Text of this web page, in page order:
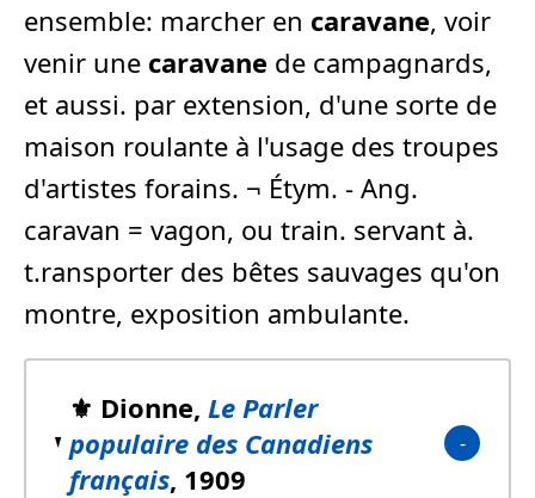
ensemble: marcher en caravane, voir
venir une caravane de campagnards,
et aussi. par extension, d'une sorte de
maison roulante à l'usage des troupes
d'artistes forains. ¬ Étym. - Ang.
caravan = vagon, ou train. servant à.
t.ransporter des bêtes sauvages qu'on
montre, exposition ambulante.
⚜️ Dionne, Le Parler
populaire des Canadiens
français, 1909